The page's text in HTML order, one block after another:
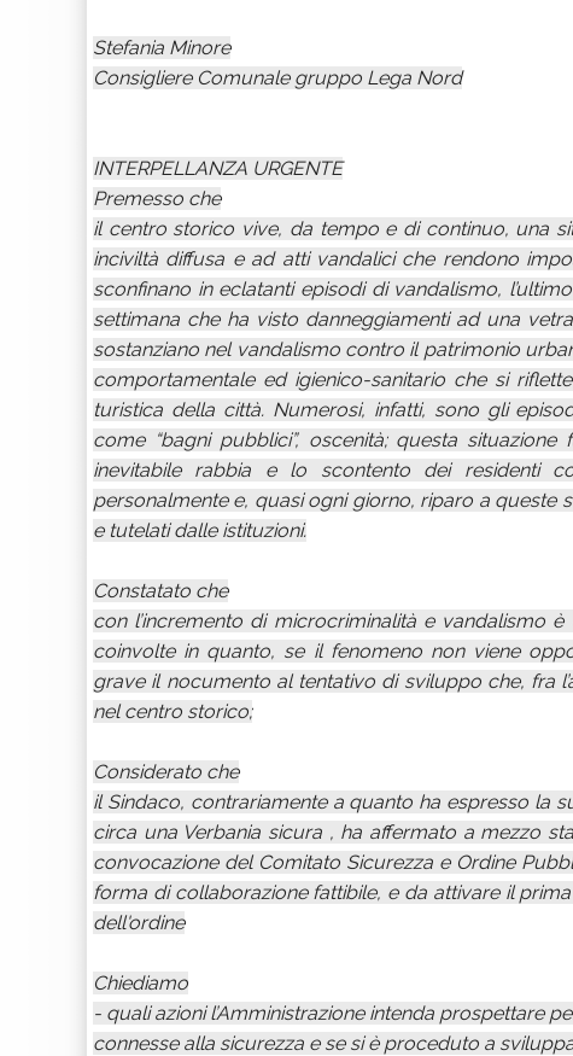
Stefania Minore
Consigliere Comunale gruppo Lega Nord
INTERPELLANZA URGENTE
Premesso che
il centro storico vive, da tempo e di continuo, una
inciviltà diffusa e ad atti vandalici che rendono
sconfinano in eclatanti episodi di vandalismo,
settimana che ha visto danneggiamenti ad una
sostanziano nel vandalismo contro il patrimonio
comportamentale ed igienico-sanitario che si
turistica della città. Numerosi, infatti, sono gli
come “bagni pubblici”, oscenità; questa
inevitabile rabbia e lo scontento dei residenti
personalmente e, quasi ogni giorno, riparo a queste
e tutelati dalle istituzioni.
Constatato che
con l’incremento di microcriminalità e vandalismo
coinvolte in quanto, se il fenomeno non viene
grave il nocumento al tentativo di sviluppo che, fra
nel centro storico;
Considerato che
il Sindaco, contrariamente a quanto ha espresso la
circa una Verbania sicura , ha affermato a mezzo
convocazione del Comitato Sicurezza e Ordine
forma di collaborazione fattibile, e da attivare il
dell'ordine
Chiediamo
- quali azioni l’Amministrazione intenda prospettare
connesse alla sicurezza e se si è proceduto a